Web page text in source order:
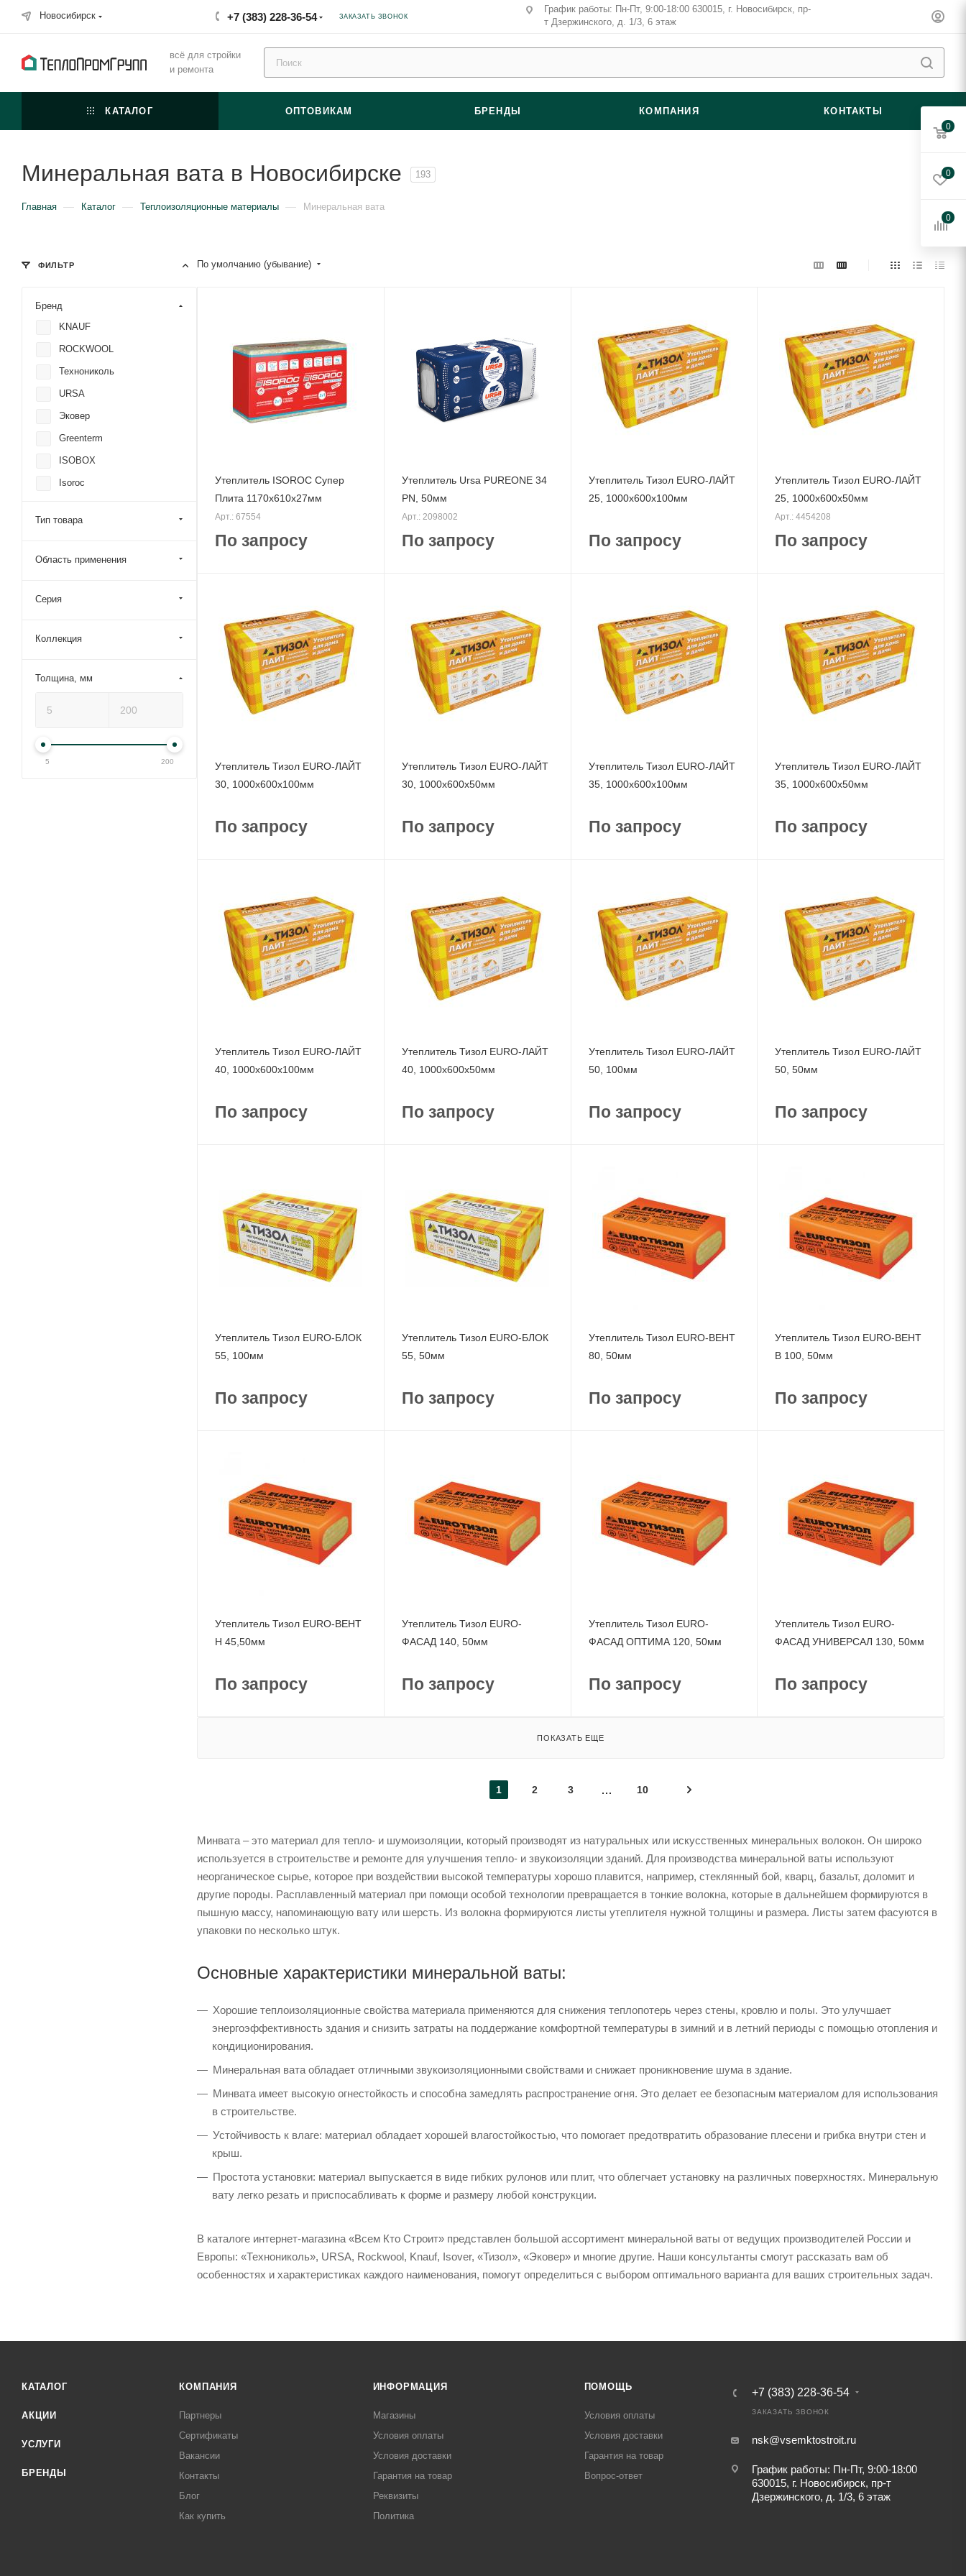
Новосибирск +7 (383) 228-36-54 ЗАКАЗАТЬ ЗВОНОК
График работы: Пн-Пт, 9:00-18:00 630015, г. Новосибирск, пр-
т Дзержинского, д. 1/3, 6 этаж
всё для стройки
и ремонта
КАТАЛОГ ОПТОВИКАМ БРЕНДЫ КОМПАНИЯ КОНТАКТЫ
Минеральная вата в Новосибирске 193
Главная — Каталог — Теплоизоляционные материалы — Минеральная вата
По умолчанию (убывание)
Утеплитель ISOROC Супер
Плита 1170х610х27мм
Арт.: 67554
По запросу
Утеплитель Ursa PUREONE 34
PN, 50мм
Арт.: 2098002
По запросу
Утеплитель Тизол EURO-ЛАЙТ
25, 1000x600x100мм
По запросу
Утеплитель Тизол EURO-ЛАЙТ
25, 1000x600x50мм
Арт.: 4454208
По запросу
Утеплитель Тизол EURO-ЛАЙТ
30, 1000x600x100мм
По запросу
Утеплитель Тизол EURO-ЛАЙТ
30, 1000x600x50мм
По запросу
Утеплитель Тизол EURO-ЛАЙТ
35, 1000x600x100мм
По запросу
Утеплитель Тизол EURO-ЛАЙТ
35, 1000x600x50мм
По запросу
Утеплитель Тизол EURO-ЛАЙТ
40, 1000x600x100мм
По запросу
Утеплитель Тизол EURO-ЛАЙТ
40, 1000x600x50мм
По запросу
Утеплитель Тизол EURO-ЛАЙТ
50, 100мм
По запросу
Утеплитель Тизол EURO-ЛАЙТ
50, 50мм
По запросу
Утеплитель Тизол EURO-БЛОК
55, 100мм
По запросу
Утеплитель Тизол EURO-БЛОК
55, 50мм
По запросу
Утеплитель Тизол EURO-ВЕНТ
80, 50мм
По запросу
Утеплитель Тизол EURO-ВЕНТ
В 100, 50мм
По запросу
Утеплитель Тизол EURO-ВЕНТ
Н 45,50мм
По запросу
Утеплитель Тизол EURO-
ФАСАД 140, 50мм
По запросу
Утеплитель Тизол EURO-
ФАСАД ОПТИМА 120, 50мм
По запросу
Утеплитель Тизол EURO-
ФАСАД УНИВЕРСАЛ 130, 50мм
По запросу
ПОКАЗАТЬ ЕЩЕ
1 2 3 10
Минвата – это материал для тепло- и шумоизоляции, который производят из натуральных или искусственных минеральных волокон. Он широко
используется в строительстве и ремонте для улучшения тепло- и звукоизоляции зданий. Для производства минеральной ваты используют
неорганическое сырье, которое при воздействии высокой температуры хорошо плавится, например, стеклянный бой, кварц, базальт, доломит и
другие породы. Расплавленный материал при помощи особой технологии превращается в тонкие волокна, которые в дальнейшем формируются в
пышную массу, напоминающую вату или шерсть. Из волокна формируются листы утеплителя нужной толщины и размера. Листы затем фасуются в
упаковки по несколько штук.
Основные характеристики минеральной ваты:
Хорошие теплоизоляционные свойства материала применяются для снижения теплопотерь через стены, кровлю и полы. Это улучшает
энергоэффективность здания и снизить затраты на поддержание комфортной температуры в зимний и в летний периоды с помощью отопления и
кондиционирования.
Минеральная вата обладает отличными звукоизоляционными свойствами и снижает проникновение шума в здание.
Минвата имеет высокую огнестойкость и способна замедлять распространение огня. Это делает ее безопасным материалом для использования
в строительстве.
Устойчивость к влаге: материал обладает хорошей влагостойкостью, что помогает предотвратить образование плесени и грибка внутри стен и
крыш.
Простота установки: материал выпускается в виде гибких рулонов или плит, что облегчает установку на различных поверхностях. Минеральную
вату легко резать и приспосабливать к форме и размеру любой конструкции.
В каталоге интернет-магазина «Всем Кто Строит» представлен большой ассортимент минеральной ваты от ведущих производителей России и
Европы: «Технониколь», URSA, Rockwool, Knauf, Isover, «Тизол», «Эковер» и многие другие. Наши консультанты смогут рассказать вам об
особенностях и характеристиках каждого наименования, помогут определиться с выбором оптимального варианта для ваших строительных задач.
ФИЛЬТР
Бренд
KNAUF
ROCKWOOL
Технониколь
URSA
Эковер
Greenterm
ISOBOX
Isoroc
Тизол
Тип товара
Область применения
Серия
Коллекция
Толщина, мм
5 200
КАТАЛОГ
АКЦИИ
УСЛУГИ
БРЕНДЫ
КОМПАНИЯ
Партнеры
Сертификаты
Вакансии
Контакты
Блог
Как купить
ИНФОРМАЦИЯ
Магазины
Условия оплаты
Условия доставки
Гарантия на товар
Реквизиты
Политика
ПОМОЩЬ
Условия оплаты
Условия доставки
Гарантия на товар
Вопрос-ответ
+7 (383) 228-36-54
ЗАКАЗАТЬ ЗВОНОК
nsk@vsemktostroit.ru
График работы: Пн-Пт, 9:00-18:00
630015, г. Новосибирск, пр-т
Дзержинского, д. 1/3, 6 этаж
0
0
0